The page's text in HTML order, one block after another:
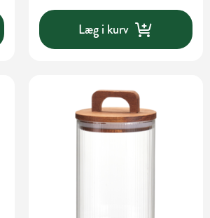
Læg i kurv